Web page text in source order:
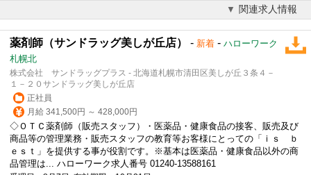
関連求人情報
薬剤師（サンドラッグ美しが丘店） - 新着 - ハローワーク
札幌北
株式会社 サンドラッグプラス - 北海道札幌市清田区美しが丘３条４－
１－２０サンドラッグ美しが丘店
正社員
月給 341,500円 ～ 428,000円
◇ＯＴＣ薬剤師（販売スタッフ）・医薬品・健康食品の接客、販売及び
商品等の管理業務・販売スタッフの教育等お客様にとっての「ｉｓ ｂ
ｅｓｔ」を提供する事が役割です。※基本は医薬品・健康食品以外の商
品管理は... ハローワーク求人番号 01240-13588161